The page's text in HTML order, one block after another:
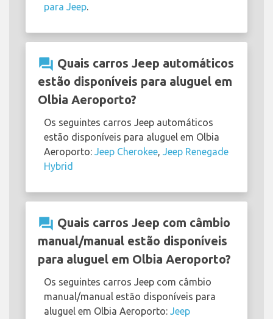
para Jeep.
question_answer Quais carros Jeep automáticos
estão disponíveis para aluguel em
Olbia Aeroporto?
Os seguintes carros Jeep automáticos
estão disponíveis para aluguel em Olbia
Aeroporto: Jeep Cherokee, Jeep Renegade
Hybrid
question_answer Quais carros Jeep com câmbio
manual/manual estão disponíveis
para aluguel em Olbia Aeroporto?
Os seguintes carros Jeep com câmbio
manual/manual estão disponíveis para
aluguel em Olbia Aeroporto: Jeep